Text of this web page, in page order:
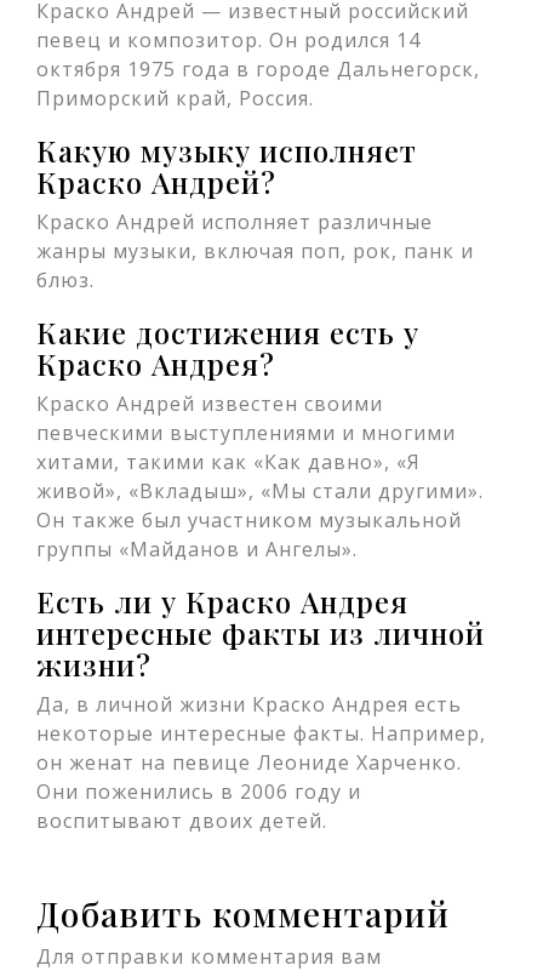
Краско Андрей — известный российский
певец и композитор. Он родился 14
октября 1975 года в городе Дальнегорск,
Приморский край, Россия.
Какую музыку исполняет
Краско Андрей?
Краско Андрей исполняет различные
жанры музыки, включая поп, рок, панк и
блюз.
Какие достижения есть у
Краско Андрея?
Краско Андрей известен своими
певческими выступлениями и многими
хитами, такими как «Как давно», «Я
живой», «Вкладыш», «Мы стали другими».
Он также был участником музыкальной
группы «Майданов и Ангелы».
Есть ли у Краско Андрея
интересные факты из личной
жизни?
Да, в личной жизни Краско Андрея есть
некоторые интересные факты. Например,
он женат на певице Леониде Харченко.
Они поженились в 2006 году и
воспитывают двоих детей.
Добавить комментарий
Для отправки комментария вам